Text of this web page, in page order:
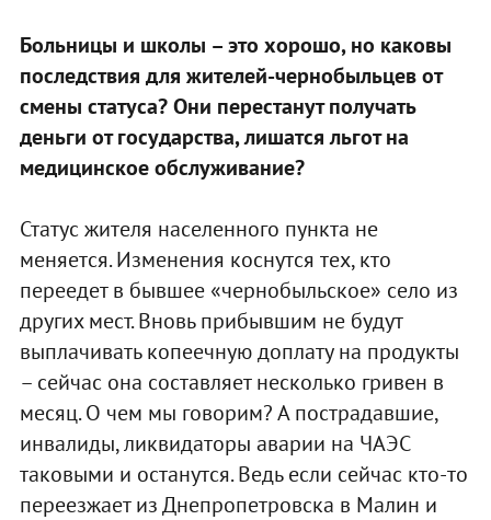
Больницы и школы – это хорошо, но каковы
последствия для жителей-чернобыльцев от
смены статуса? Они перестанут получать
деньги от государства, лишатся льгот на
медицинское обслуживание?
Статус жителя населенного пункта не
меняется. Изменения коснутся тех, кто
переедет в бывшее «чернобыльское» село из
других мест. Вновь прибывшим не будут
выплачивать копеечную доплату на продукты
– сейчас она составляет несколько гривен в
месяц. О чем мы говорим? А пострадавшие,
инвалиды, ликвидаторы аварии на ЧАЭС
таковыми и останутся. Ведь если сейчас кто-то
переезжает из Днепропетровска в Малин и